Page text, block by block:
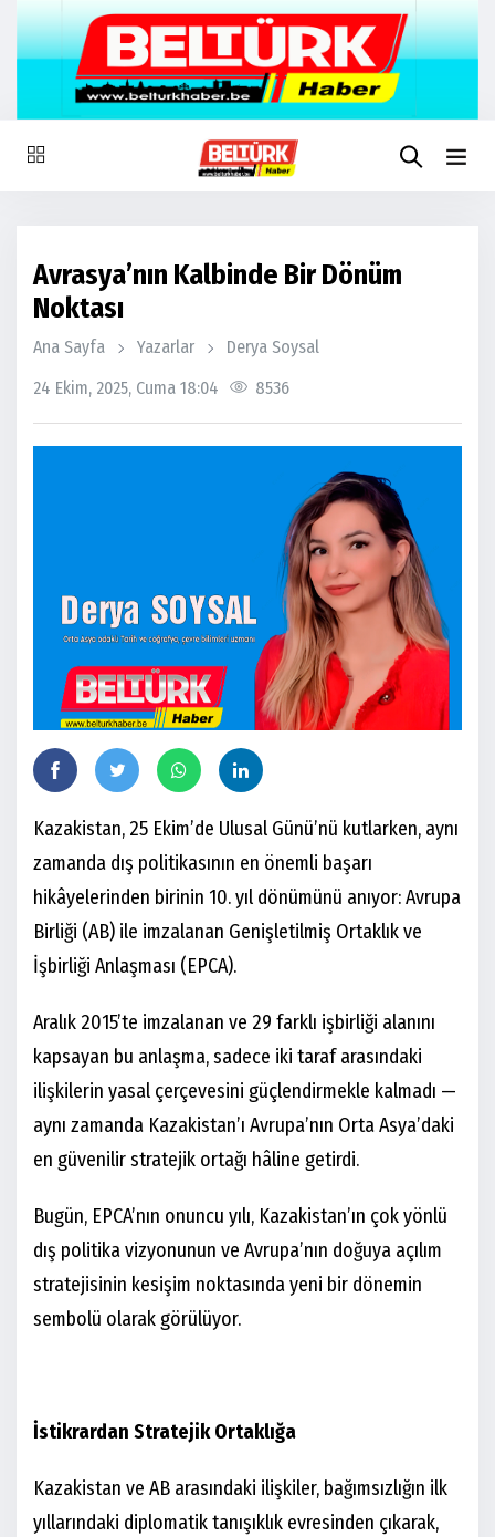
Avrasya’nın Kalbinde Bir Dönüm
Noktası
Ana Sayfa Yazarlar
Derya Soysal
24 Ekim, 2025, Cuma 18:04
8536
Kazakistan, 25 Ekim’de Ulusal Günü’nü kutlarken, aynı
zamanda dış politikasının en önemli başarı
hikâyelerinden birinin 10. yıl dönümünü anıyor: Avrupa
Birliği (AB) ile imzalanan Genişletilmiş Ortaklık ve
İşbirliği Anlaşması (EPCA).
Aralık 2015’te imzalanan ve 29 farklı işbirliği alanını
kapsayan bu anlaşma, sadece iki taraf arasındaki
ilişkilerin yasal çerçevesini güçlendirmekle kalmadı —
aynı zamanda Kazakistan’ı Avrupa’nın Orta Asya’daki
en güvenilir stratejik ortağı hâline getirdi.
Bugün, EPCA’nın onuncu yılı, Kazakistan’ın çok yönlü
dış politika vizyonunun ve Avrupa’nın doğuya açılım
stratejisinin kesişim noktasında yeni bir dönemin
sembolü olarak görülüyor.
İstikrardan Stratejik Ortaklığa
Kazakistan ve AB arasındaki ilişkiler, bağımsızlığın ilk
yıllarındaki diplomatik tanışıklık evresinden çıkarak,